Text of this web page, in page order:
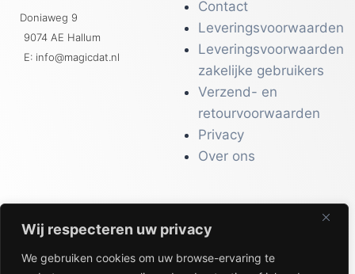
Wij respecteren uw privacy
We gebruiken cookies om uw browse-ervaring te
Doniaweg 9
9074 AE Hallum
E: info@magicdat.nl
Contact
Leveringsvoorwaarden
Leveringsvoorwaarden
zakelijke gebruikers
Verzend- en
retourvoorwaarden
Privacy
Over ons
CATALOGI
Workwear &